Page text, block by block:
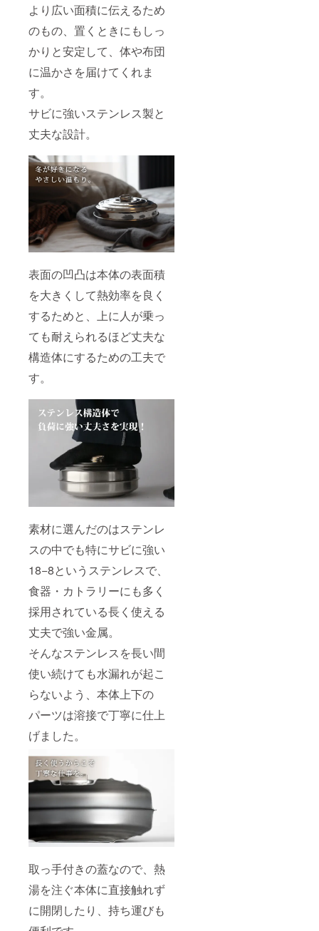
より広い面積に伝えるため
のもの、置くときにもしっ
かりと安定して、体や布団
に温かさを届けてくれま
す。
サビに強いステンレス製と
丈夫な設計。
表面の凹凸は本体の表面積
を大きくして熱効率を良く
するためと、上に人が乗っ
ても耐えられるほど丈夫な
構造体にするための工夫で
す。
素材に選んだのはステンレ
スの中でも特にサビに強い
18−8というステンレスで、
食器・カトラリーにも多く
採用されている長く使える
丈夫で強い金属。
そんなステンレスを長い間
使い続けても水漏れが起こ
らないよう、本体上下の
パーツは溶接で丁寧に仕上
げました。
取っ手付きの蓋なので、熱
湯を注ぐ本体に直接触れず
に開閉したり、持ち運びも